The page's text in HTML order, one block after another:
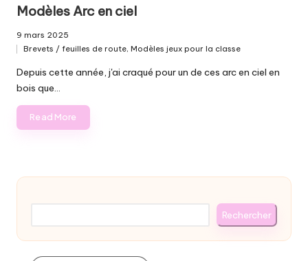
Modèles Arc en ciel
9 mars 2025
in
Brevets / feuilles de route, Modèles jeux pour la classe
Depuis cette année, j'ai craqué pour un de ces arc en ciel en
bois que…
Read More
Rechercher
Rechercher